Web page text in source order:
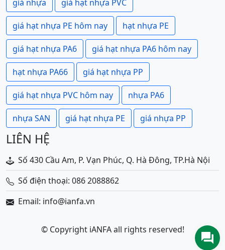
giá nhựa giá hạt nhựa PVC
giá hạt nhựa PE hôm nay hạt nhựa PE
giá hạt nhựa PA6 giá hạt nhựa PA6 hôm nay
hạt nhựa PA66 giá hạt nhựa PP
giá hạt nhựa PVC hôm nay nhựa PA6
nhựa SAN giá hạt nhựa PE giá nhựa PP
LIÊN HỆ
Số 430 Cầu Am, P. Vạn Phúc, Q. Hà Đông, TP.Hà Nội
Số điện thoại: 086 2088862
Email: info@ianfa.vn
© Copyright iANFA all rights reserved!